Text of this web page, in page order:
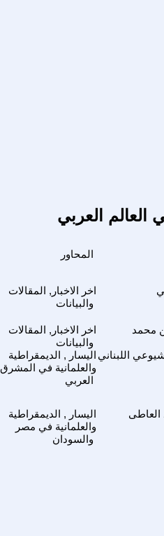
العالم العربي
اخر الاخبار, المقالات
والبيانات
اخر الاخبار, المقالات
والبيانات
محمد
اليسار , الديمقراطية
والعلمانية في المشرق
العربي
اللبناني
اليسار , الديمقراطية
والعلمانية في مصر
والسودان
العاطى